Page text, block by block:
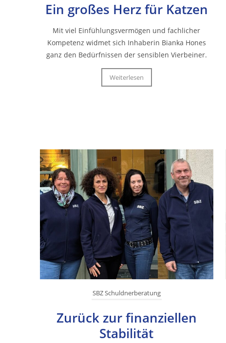
Ein großes Herz für Katzen
Mit viel Einfühlungsvermögen und fachlicher
Kompetenz widmet sich Inhaberin Bianka Hones
ganz den Bedürfnissen der sensiblen Vierbeiner.
Weiterlesen
SBZ Schuldnerberatung
Zurück zur finanziellen
Stabilität